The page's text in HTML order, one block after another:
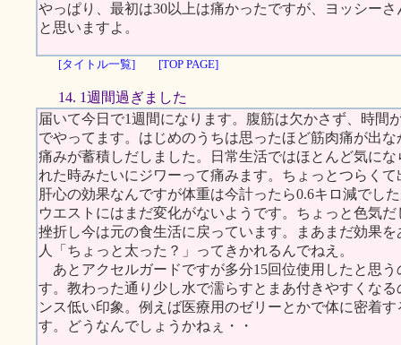
やっぱり、最初は30以上は痛かったですが、ヨッシー
と思いますよ。
[タイトル一覧] [TOP PAGE]
14. 1週間過ぎました
届いて今日で1週間になります。腹筋は欠かさず、時間
でやってます。はじめのうちは思ったほど筋肉痛が出
痛みが蓄積しだしました。日常生活ではほとんど気に
れた時みたいにジワーって痛みます。ちょっとつらく
肝心の効果なんですが体重は今計ったら0.6キロ減でし
ウエストにはまだ変化がないようです。ちょっと色気
挫折し今は元の食生活に戻っています。まあまだ効果
人「ちょっと太った？」ってきかれるんでねえ。
あとアクセルガードですが多分15回位使用したと思
す。教わった通り少し水で濡らすとまあ付きやすくな
ンス低い印象。例えば医療用のゼリーとかで体に密着
す。どうなんでしょうかねぇ・・